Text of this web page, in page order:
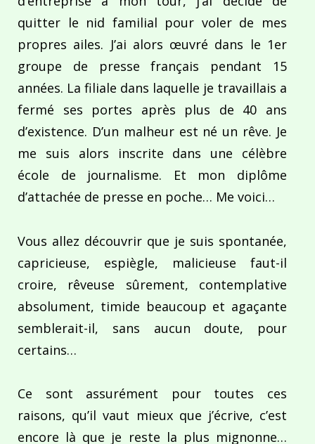
quitter le nid familial pour voler de mes
propres ailes. J’ai alors œuvré dans le 1er
groupe de presse français pendant 15
années. La filiale dans laquelle je travaillais a
fermé ses portes après plus de 40 ans
d’existence. D’un malheur est né un rêve. Je
me suis alors inscrite dans une célèbre
école de journalisme. Et mon diplôme
d’attachée de presse en poche… Me voici…
Vous allez découvrir que je suis spontanée,
capricieuse, espiègle, malicieuse faut-il
croire, rêveuse sûrement, contemplative
absolument, timide beaucoup et agaçante
semblerait-il, sans aucun doute, pour
certains…
Ce sont assurément pour toutes ces
raisons, qu’il vaut mieux que j’écrive, c’est
encore là que je reste la plus mignonne…